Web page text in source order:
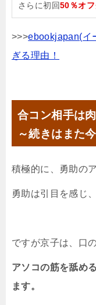
さらに初回50％オ
>>>ebookjapan(イ
ぎる理由！
合コン相手は
～続きはまた
積極的に、勇助の
勇助は引目を感じ
ですが京子は、口
アソコの筋を舐め
ます。